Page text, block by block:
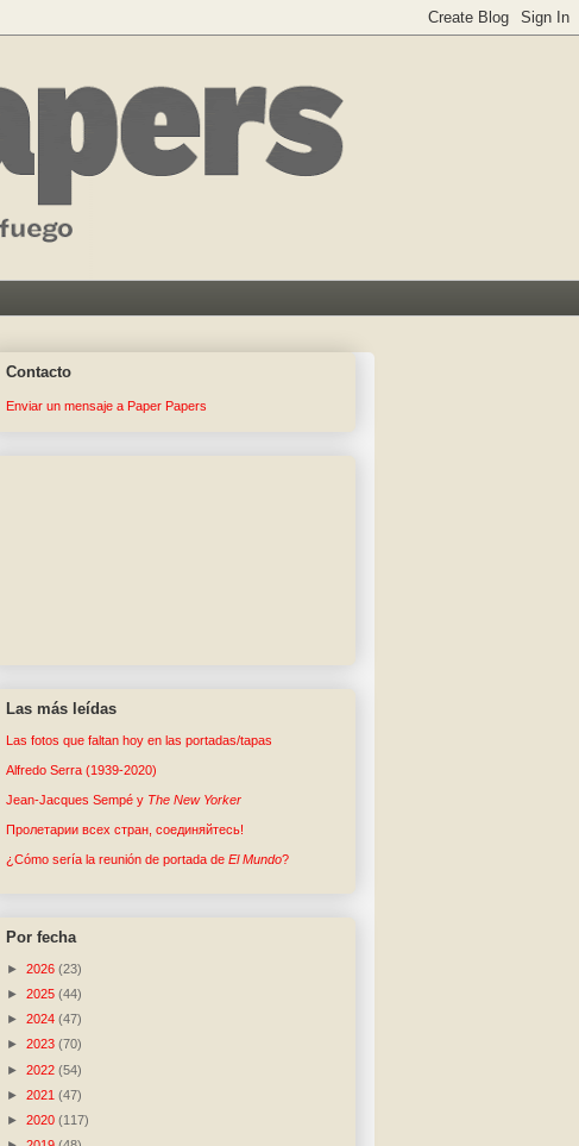
Contacto
Enviar un mensaje a Paper Papers
Las más leídas
Las fotos que faltan hoy en las portadas/tapas
Alfredo Serra (1939-2020)
Jean-Jacques Sempé y The New Yorker
Пролетарии всех стран, соединяйтесь!
¿Cómo sería la reunión de portada de El Mundo?
Por fecha
► 2026 (23)
► 2025 (44)
► 2024 (47)
► 2023 (70)
► 2022 (54)
► 2021 (47)
► 2020 (117)